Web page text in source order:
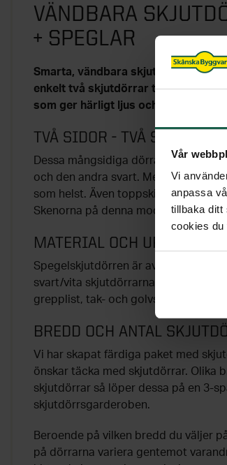
Vår
Vi
anpassa
tillbaka ditt
cookies du
VÄNDBARA
+ SPEGLAR
Smarta, vändbara skjutdörrar som
enkelt två skjutdörrar till priset av
som ger härligt ljus och rymd till ditt
TVÅ SIDOR - TVÅ STILAR
Dessa mångsidiga dörrar är
och den andra svart. Med enkelhet
som helst. Även toppskivan är
Skenorna på denna modell är svarta.
MATERIAL OCH
Spegelskjutdörren är av 4 mm
svart/vita skjutdörrarna är
grepplist, tak- och golvskena i
BREDD OCH ANTAL
Vi har skapat färdiga paket med
önskar täcka med skjutdörrar. Olika
skjutdörrar så löper dessa på en 3-
skjutdörrsgarderoben.
Beroende på vilken bredd du väljer
på dörrarna variera gentemot